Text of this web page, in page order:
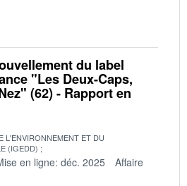
du label
"Les Deux-Caps,
(62) - Rapport en
L'ENVIRONNEMENT ET DU
(IGEDD)
en ligne: déc. 2025
Affaire